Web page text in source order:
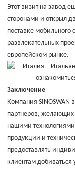
Этот визит на завод
сторонами и открыл
поставке мобильного
развлекательных
европейском рынке.
Заключение
Компания SINOSWAN
партнеров, желающих
нашими
продукции и
предоставлять
клиентам добиваться